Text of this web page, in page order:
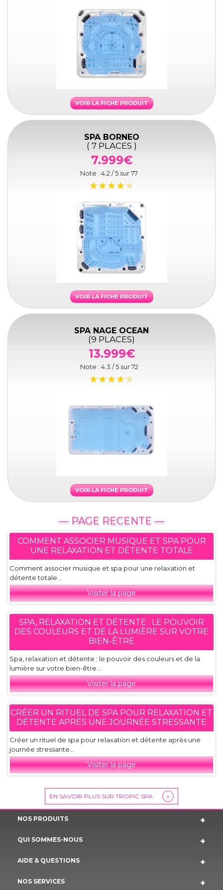
VOIR LA FICHE PRODUIT
SPA BORNEO
( 7 PLACES )
7.999€
Note : 4.2 / 5 sur77
VOIR LA FICHE PRODUIT
SPA NAGE OCEAN
(9 PLACES)
13.999€
Note : 4.3 / 5 sur72
VOIR LA FICHE PRODUIT
— PAGE RECENTE —
COMMENT ASSOCIER MUSIQUE ET SPA POUR
UNE RELAXATION ET DÉTENTE TOTALE
Comment associer musique et spa pour une relaxation et
détente totale...
Visiter la page
SPA, RELAXATION ET DÉTENTE : LE POUVOIR
DES COULEURS ET DE LA LUMIÈRE SUR VOTRE
BIEN-ÊTRE
Spa, relaxation et détente : le pouvoir des couleurs et de la
lumière sur votre bien-être...
Visiter la page
CRÉER UN RITUEL DE SPA POUR RELAXATION ET
DÉTENTE APRÈS UNE JOURNÉE STRESSANTE
Créer un rituel de spa pour relaxation et détente après une
journée stressante...
Visiter la page
EN SAVOIR PLUS SUR TROPIC SPA +
NOS PRODUITS
QUI SOMMES-NOUS
AIDE & QUESTIONS
NOS SERVICES